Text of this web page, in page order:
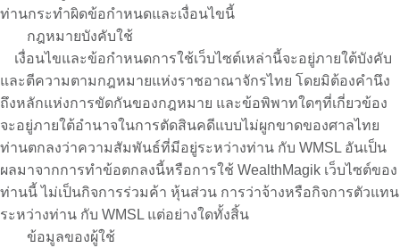
ท่านกระทำผิดข้อกำหนดและเงื่อนไขนี้
กฎหมายบังคับใช้
เงื่อนไขและข้อกำหนดการใช้เว็บไซต์เหล่านี้จะอยู่ภายใต้บังคับ
และตีความตามกฎหมายแห่งราชอาณาจักรไทย โดยมิต้องคำนึง
ถึงหลักแห่งการขัดกันของกฎหมาย และข้อพิพาทใดๆที่เกี่ยวข้อง
จะอยู่ภายใต้อำนาจในการตัดสินคดีแบบไม่ผูกขาดของศาลไทย
ท่านตกลงว่าความสัมพันธ์ที่มีอยู่ระหว่างท่าน กับ WMSL อันเป็น
ผลมาจากการทำข้อตกลงนี้หรือการใช้ WealthMagik เว็บไซต์ของ
ท่านนี้ ไม่เป็นกิจการร่วมค้า หุ้นส่วน การว่าจ้างหรือกิจการตัวแทน
ระหว่างท่าน กับ WMSL แต่อย่างใดทั้งสิ้น
ข้อมูลของผู้ใช้